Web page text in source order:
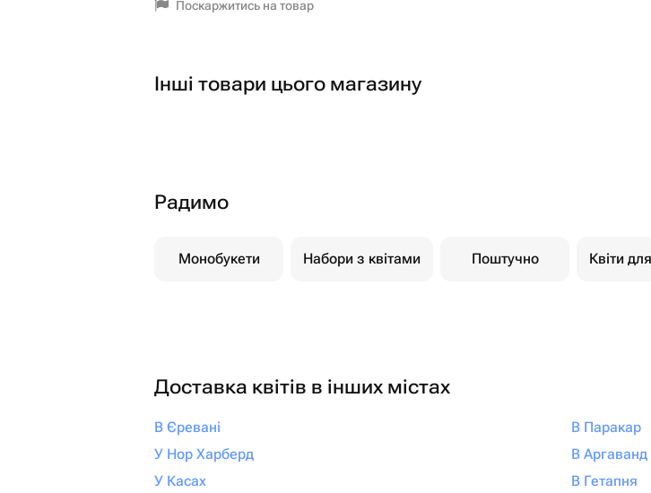
Поскаржитись на товар
Інші товари цього магазину
Радимо
Монобукети Набори з квітами Поштучно Квіти
Доставка квітів в інших містах
В Єревані
У Нор Харберд
У Касах
В Паракар
В Аргаванд
В Гетапня